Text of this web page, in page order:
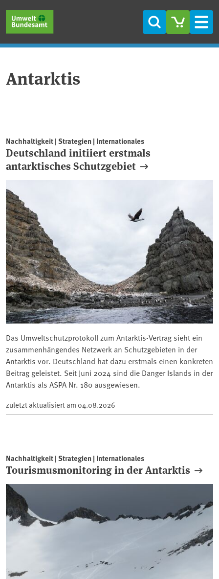
Suche
Antarktis
Nachhaltigkeit | Strategien | Internationales
Deutschland initiiert erstmals
antarktisches Schutzgebiet
Das Umweltschutzprotokoll zum Antarktis-Vertrag sieht ein
zusammenhängendes Netzwerk an Schutzgebieten in der
Antarktis vor. Deutschland hat dazu erstmals einen konkreten
Beitrag geleistet. Seit Juni 2024 sind die Danger Islands in der
Antarktis als ASPA Nr. 180 ausgewiesen.
zuletzt aktualisiert am 04.08.2026
Nachhaltigkeit | Strategien | Internationales
Tourismusmonitoring in der Antarktis